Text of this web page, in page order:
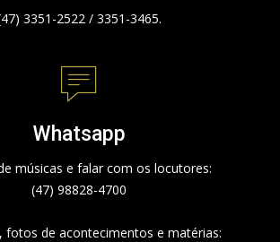
3351-2522 / 3351-3465.
Whatsapp
músicas e falar com os locutores:
(47) 98828-4700
fotos de acontecimentos e matérias: